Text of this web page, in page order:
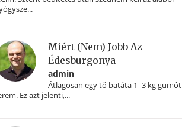
Miért (nem) Jobb Az
Édesburgonya
admin
Átlagosan egy tő batáta 1–3 kg gumót
Ez azt jelenti,...